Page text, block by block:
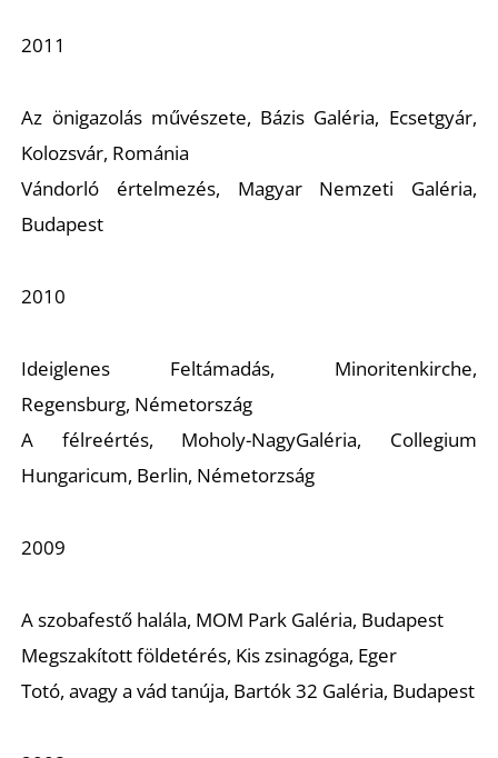
2011
Az önigazolás művészete, Bázis Galéria, Ecsetgyár,
Kolozsvár, Románia
Vándorló értelmezés, Magyar Nemzeti Galéria,
Budapest
2010
Ideiglenes Feltámadás, Minoritenkirche,
Regensburg, Németország
A félreértés, Moholy-NagyGaléria, Collegium
Hungaricum, Berlin, Németorzság
2009
A szobafestő halála, MOM Park Galéria, Budapest
Megszakított földetérés, Kis zsinagóga, Eger
Totó, avagy a vád tanúja, Bartók 32 Galéria, Budapest